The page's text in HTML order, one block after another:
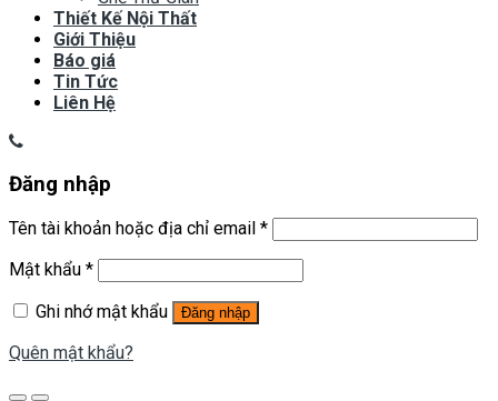
Thiết Kế Nội Thất
Giới Thiệu
Báo giá
Tin Tức
Liên Hệ
Đăng nhập
Tên tài khoản hoặc địa chỉ email *
Mật khẩu *
Ghi nhớ mật khẩu
Đăng nhập
Quên mật khẩu?